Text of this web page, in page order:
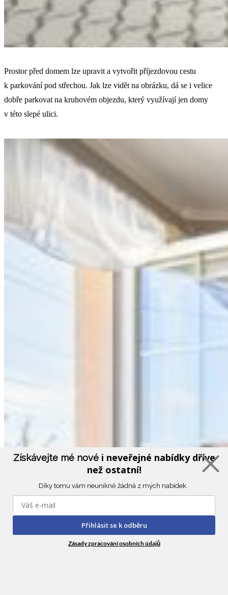
Prostor před domem lze upravit a vytvořit příjezdovou cestu
k parkování pod střechou. Jak lze vidět na obrázku, dá se i velice
dobře parkovat na kruhovém objezdu, který využívají jen domy
v této slepé ulici.
Získávejte mé nové i neveřejné nabídky dříve
než ostatní!
Díky tomu vám neunikně žádná z mých nabídek.
Přihlásit se k odběru
Zásady zpracování osobních údajů